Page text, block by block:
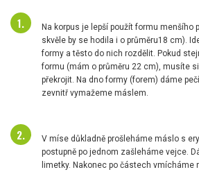
Na korpus je lepší použít formu menšího
skvěle by se hodila i o průměru18 cm).
formy a těsto do nich rozdělit. Pokud
formu (mám o průměru 22 cm), musíte
překrojit. Na dno formy (forem) dáme
zevnitř vymažeme máslem.
V míse důkladně prošleháme máslo s
postupně po jednom zašleháme vejce.
limetky. Nakonec po částech vmícháme